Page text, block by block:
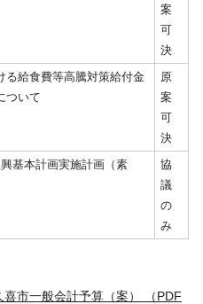
案
可
決
る給食費等高騰対策給付金
ついて
原
案
可
決
基本計画実施計画（素
協
議
の
み
市一般会計予算（案） （PDF